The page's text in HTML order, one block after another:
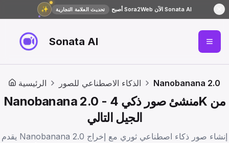
✨ تحديث العلامة التجارية أصبح Sora2Web الآن Sonata AI
Sonata AI
الرئيسية الذكاء الاصطناعي للصور Nanobanana 2.0
Nanobanana 2.0 - منشئ صور ذكي 4K من
الجيل التالي
يقدم Nanobanana 2.0 إنشاء صور ذكاء اصطناعي ثوري مع إخراج